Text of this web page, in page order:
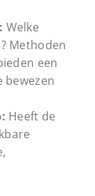
Welke
Methoden
een
bewezen
Heeft de